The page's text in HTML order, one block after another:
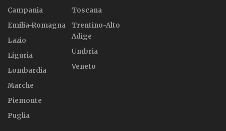
Campania
Emilia-Romagna
Lazio
Liguria
Lombardia
Marche
Piemonte
Puglia
Toscana
Trentino-Alto
Adige
Umbria
Veneto